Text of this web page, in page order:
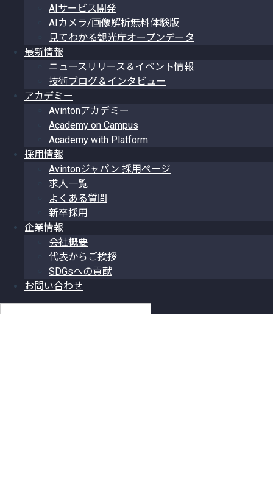
AIサービス開発
AIカメラ/画像解析無料体験版
見てわかる観光庁オープンデータ
最新情報
ニュースリリース＆イベント情報
技術ブログ＆インタビュー
アカデミー
Avintonアカデミー
Academy on Campus
Academy with Platform
採用情報
Avintonジャパン 採用ページ
求人一覧
よくある質問
新卒採用
企業情報
会社概要
代表からご挨拶
SDGsへの貢献
お問い合わせ